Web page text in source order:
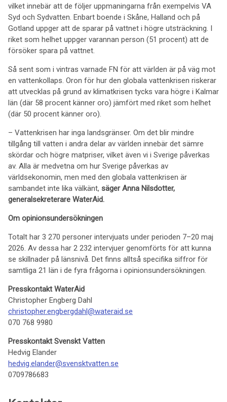
vilket innebär att de följer uppmaningarna från exempelvis VA
Syd och Sydvatten. Enbart boende i Skåne, Halland och på
Gotland uppger att de sparar på vattnet i högre utsträckning. I
riket som helhet uppger varannan person (51 procent) att de
försöker spara på vattnet.
Så sent som i vintras varnade FN för att världen är på väg mot
en vattenkollaps. Oron för hur den globala vattenkrisen riskerar
att utvecklas på grund av klimatkrisen tycks vara högre i Kalmar
län (där 58 procent känner oro) jämfört med riket som helhet
(där 50 procent känner oro).
– Vattenkrisen har inga landsgränser. Om det blir mindre
tillgång till vatten i andra delar av världen innebär det sämre
skördar och högre matpriser, vilket även vi i Sverige påverkas
av. Alla är medvetna om hur Sverige påverkas av
världsekonomin, men med den globala vattenkrisen är
sambandet inte lika välkänt, säger Anna Nilsdotter,
generalsekreterare WaterAid.
Om opinionsundersökningen
Totalt har 3 270 personer intervjuats under perioden 7–20 maj
2026. Av dessa har 2 232 intervjuer genomförts för att kunna
se skillnader på länsnivå. Det finns alltså specifika siffror för
samtliga 21 län i de fyra frågorna i opinionsundersökningen.
Presskontakt WaterAid
Christopher Engberg Dahl
christopher.engbergdahl@wateraid.se
070 768 9980
Presskontakt Svenskt Vatten
Hedvig Elander
hedvig.elander@svensktvatten.se
0709786683